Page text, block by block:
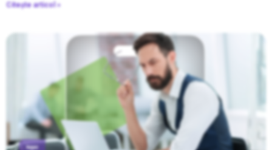
Citește articol »